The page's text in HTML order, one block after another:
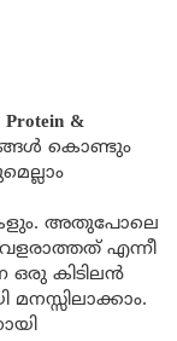
Protein &
കൊണ്ടും
അതുപോലെ
എന്നീ
ഒരു കിടിലൻ
മനസ്സിലാക്കാം.